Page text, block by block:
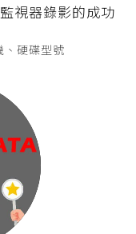
視器錄影的成功
、硬碟型號